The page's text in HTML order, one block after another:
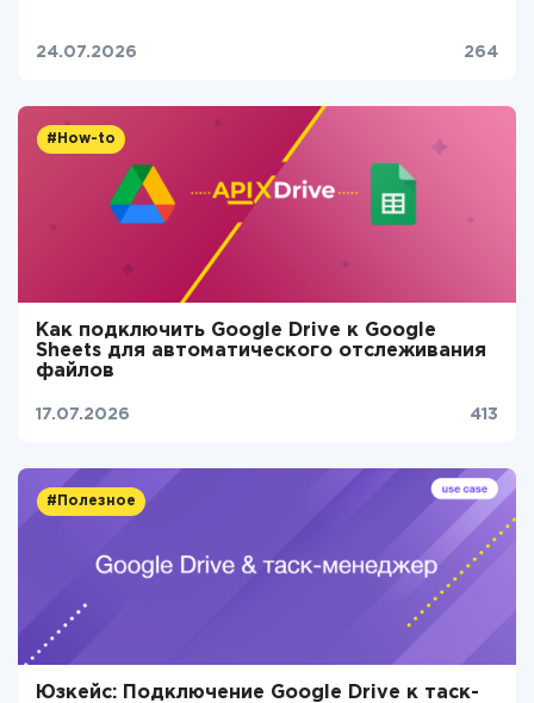
24.07.2026 264
#How-to
Как подключить Google Drive к Google
Sheets для автоматического отслеживания
файлов
17.07.2026 413
#Полезное
Юзкейс: Подключение Google Drive к таск-